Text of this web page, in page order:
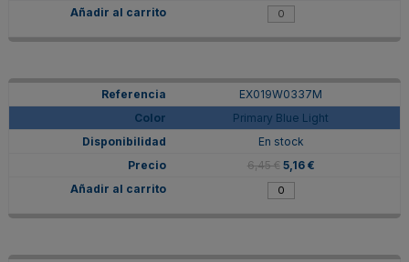
EX019W0337M
Primary Blue Light
En stock
6,45 € 5,16 €